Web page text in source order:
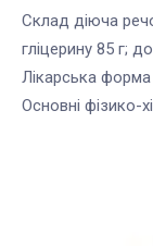
Склад діюча
гліцерину 85 г;
Лікарська
Основні фізико-